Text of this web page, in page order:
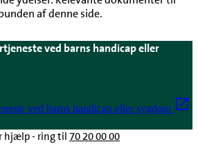
af denne side.
ved barns handicap eller
ved barns handicap eller sygdom
hjælp - ring til 70 20 00 00